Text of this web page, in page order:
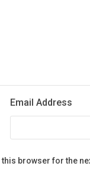
Email Address
browser for the